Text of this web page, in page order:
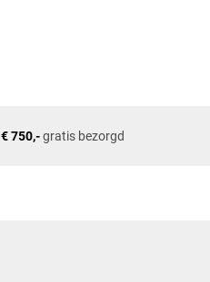
€ 750,-gratis bezorgd